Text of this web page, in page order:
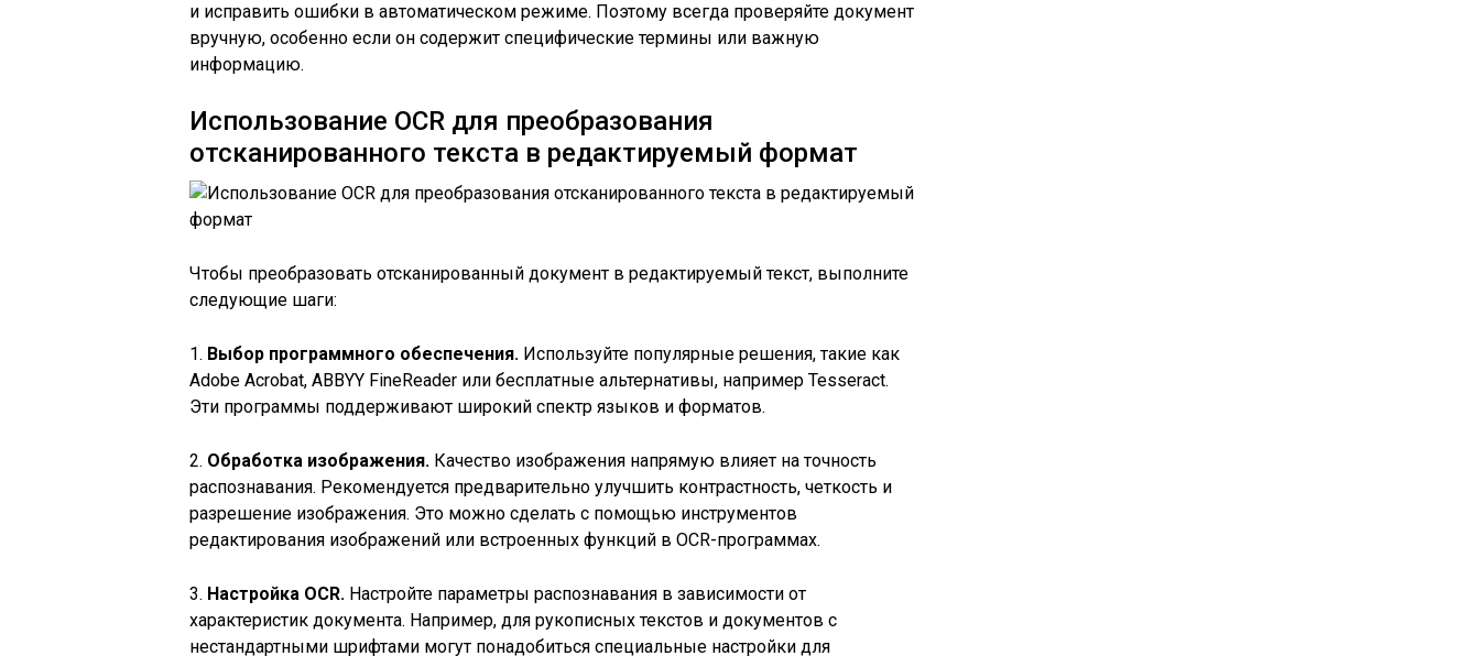
и исправить ошибки в автоматическом режиме. Поэтому всегда проверяйте документ
вручную, особенно если он содержит специфические термины или важную
информацию.
Использование OCR для преобразования
отсканированного текста в редактируемый формат
Чтобы преобразовать отсканированный документ в редактируемый текст, выполните
следующие шаги:
1. Выбор программного обеспечения. Используйте популярные решения, такие как
Adobe Acrobat, ABBYY FineReader или бесплатные альтернативы, например Tesseract.
Эти программы поддерживают широкий спектр языков и форматов.
2. Обработка изображения. Качество изображения напрямую влияет на точность
распознавания. Рекомендуется предварительно улучшить контрастность, четкость и
разрешение изображения. Это можно сделать с помощью инструментов
редактирования изображений или встроенных функций в OCR-программах.
3. Настройка OCR. Настройте параметры распознавания в зависимости от
характеристик документа. Например, для рукописных текстов и документов с
нестандартными шрифтами могут понадобиться специальные настройки для